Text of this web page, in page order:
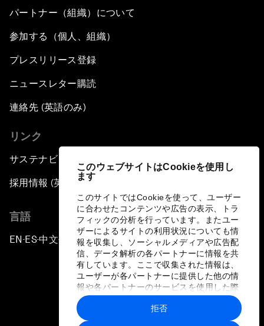
このウェブサイトはCookieを使用し
ます
このサイトではCookieを使って、ユーザー
に合わせたコンテンツや広告の表示、トラ
フィックの分析を行っています。またユー
ザーによるサイトの利用状況についても情
報を収集し、ソーシャルメディアや広告配
信、データ解析の各パートナーに情報を共
有しています。ここで収集された情報は、
ユーザーが各パートナーに提供した他の情
報や各パートナーのサービスを使用した際
に収集された情報と組み合わされ、各パー
トナーによって使用されることがありま
す。
拒否
パートナー（組織）について
参加する（個人、組織）
プレスリリース登録
ニュースレター購読
連絡先 (英語のみ)
リンク
サステナビリティへの取り組み
採用情報 (英語のみ)
言語
EN ▪ES▪中文▪ 日本語
プライバシーポリシーと利用規約